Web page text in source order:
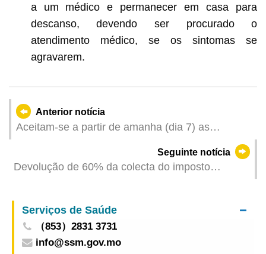
a um médico e permanecer em casa para
descanso, devendo ser procurado o
atendimento médico, se os sintomas se
agravarem.
Anterior notícia
Aceitam-se a partir de amanha (dia 7) as
Emprego + Formação lançado, em conjunto, pela
DSAL e pela Sands China
Seguinte notícia
Devolução de 60% da colecta do imposto
Direcção dos Serviços de Finanças a partir de 22
de Maio
Serviços de Saúde
（853）2831 3731
info@ssm.gov.mo